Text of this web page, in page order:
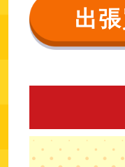
出